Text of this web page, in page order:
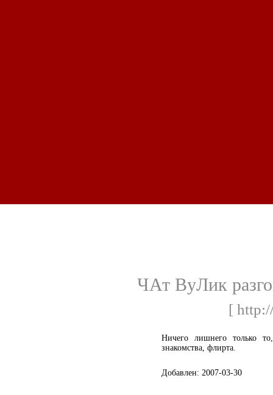
ЧАт ВуЛик
[
Ничего лишнего только
знакомства, флирта.
Добавлен: 2007-03-30